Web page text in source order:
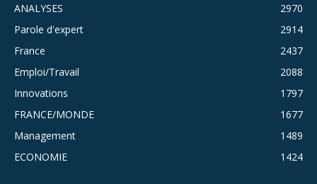
ANALYSES
2970
Parole d'expert
2914
France
2437
Emploi/Travail
2088
Innovations
1797
FRANCE/MONDE
1677
Management
1489
ECONOMIE
1424